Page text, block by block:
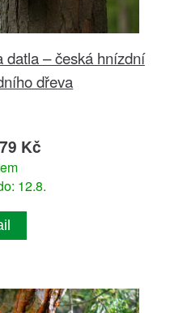
datla – česká hnízdní
dřeva
Kč
12.8.